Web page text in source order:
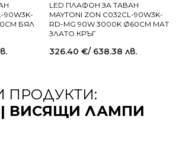
90W3K-
БЯЛ
LED ПЛАФОН ЗА ТАВАН
MAYTONI ZON C032CL-90W3K-
RD-MG 90W 3000K Ø60СМ МАТ
ЗЛАТО КРЪГ
326.40 €/ 638.38 лв.
ПРОДУКТИ:
ВИСЯЩИ ЛАМПИ